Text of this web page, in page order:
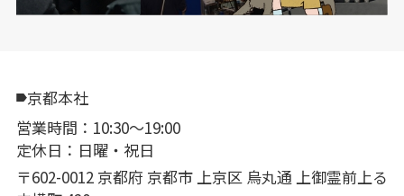
京都本社
営業時間：10:30〜19:00
定休日：日曜・祝日
〒602-0012 京都府 京都市 上京区 烏丸通 上御霊前上る